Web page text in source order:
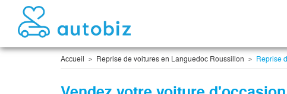
Accueil Reprise de voitures en Languedoc Roussillon Reprise